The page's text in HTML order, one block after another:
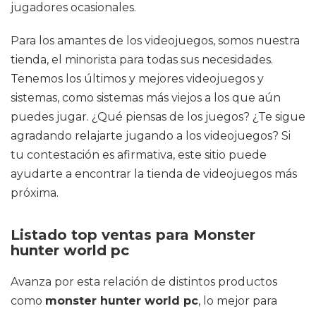
jugadores ocasionales.
Para los amantes de los videojuegos, somos nuestra
tienda, el minorista para todas sus necesidades.
Tenemos los últimos y mejores videojuegos y
sistemas, como sistemas más viejos a los que aún
puedes jugar. ¿Qué piensas de los juegos? ¿Te sigue
agradando relajarte jugando a los videojuegos? Si
tu contestación es afirmativa, este sitio puede
ayudarte a encontrar la tienda de videojuegos más
próxima.
Listado top ventas para Monster
hunter world pc
Avanza por esta relación de distintos productos
como monster hunter world pc, lo mejor para